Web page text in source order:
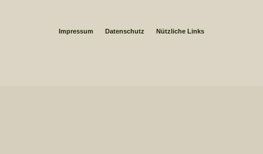
Impressum Datenschutz Nützliche Links